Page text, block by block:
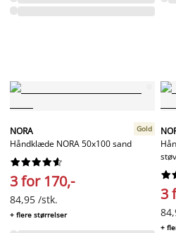
NORA
Håndklæde NORA 50x100 sand
Gold






3 for 170,-
84,95 /stk.
+ flere størrelser


3
+